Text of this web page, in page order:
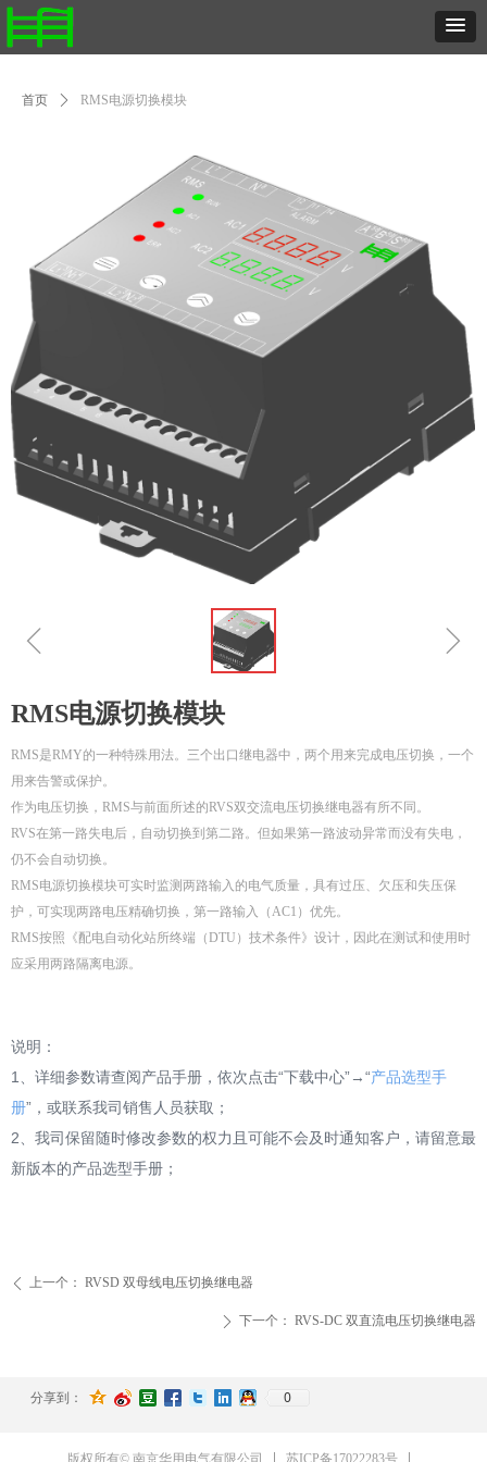
首页 ꄲ RMS电源切换模块
ꁆ ꁇ
RMS电源切换模块
RMS是RMY的一种特殊用法。三个出口继电器中，两个用来完成电压切换，一个
用来告警或保护。
作为电压切换，RMS与前面所述的RVS双交流电压切换继电器有所不同。
RVS在第一路失电后，自动切换到第二路。但如果第一路波动异常而没有失电，
仍不会自动切换。
RMS电源切换模块可实时监测两路输入的电气质量，具有过压、欠压和失压保
护，可实现两路电压精确切换，第一路输入（AC1）优先。
RMS按照《配电自动化站所终端（DTU）技术条件》设计，因此在测试和使用时
应采用两路隔离电源。
ꄴ 上一个： RVSD 双母线电压切换继电器
ꄲ 下一个： RVS-DC 双直流电压切换继电器
说明：
1、详细参数请查阅产品手册，依次点击“下载中心”→“产品选型手
册”，或联系我司销售人员获取；
2、我司保留随时修改参数的权力且可能不会及时通知客户，请留意最
新版本的产品选型手册；
分享到： 0
苏ICP备17022283号